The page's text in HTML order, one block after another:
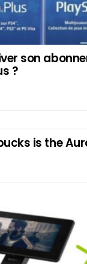
son
?
is the